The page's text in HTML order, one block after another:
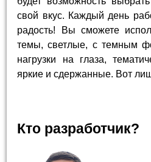
свой вкус. Каждый день
радость! Вы сможете
темы, светлые, с темным
нагрузки на глаза,
яркие и сдержанные. Вот
Кто разработчик?